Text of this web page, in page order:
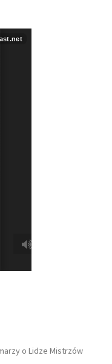
o Lidze Mistrzów